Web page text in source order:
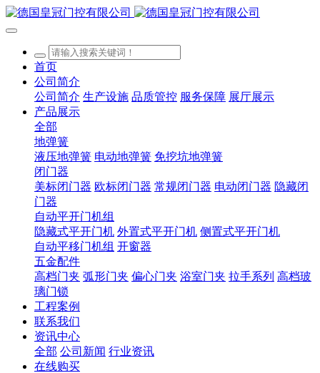
首页
公司简介
公司简介 生产设施 品质管控 服务保障 展厅展示
产品展示
全部
地弹簧
液压地弹簧 电动地弹簧 免挖坑地弹簧
闭门器
美标闭门器 欧标闭门器 常规闭门器 电动闭门器 隐藏闭
门器
自动平开门机组
隐藏式平开门机 外置式平开门机 侧置式平开门机
自动平移门机组 开窗器
五金配件
高档门夹 弧形门夹 偏心门夹 浴室门夹 拉手系列 高档玻
璃门锁
工程案例
联系我们
资讯中心
全部 公司新闻 行业资讯
在线购买